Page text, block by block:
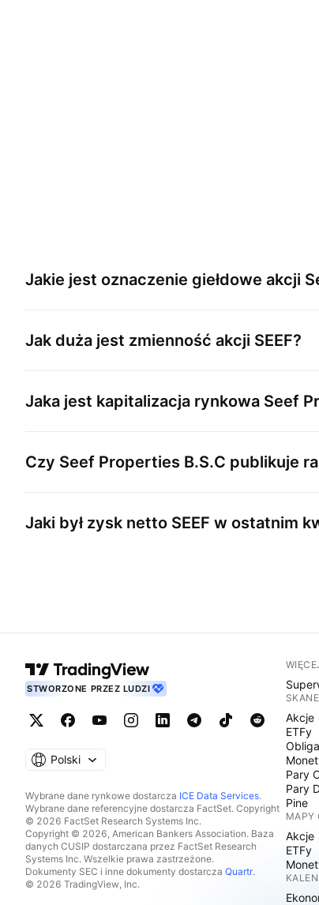
Jakie jest oznaczenie giełdowe akcji
Jak duża jest zmienność akcji SEEF?
Jaka jest kapitalizacja rynkowa Seef
Czy Seef Properties B.S.C publikuje
Jaki był zysk netto SEEF w ostatnim
STWORZONE PRZEZ LUDZI
Polski
Wybrane dane rynkowe dostarcza ICE Data Services.
Wybrane dane referencyjne dostarcza FactSet. Copyright
© 2026 FactSet Research Systems Inc.
Copyright © 2026, American Bankers Association. Baza
danych CUSIP dostarczana przez FactSet Research
Systems Inc. Wszelkie prawa zastrzeżone.
Dokumenty SEC i inne dokumenty dostarcza Quartr.
© 2026 TradingView, Inc.
Akcje
ETFy
Pary
Pary
Pine
MAPY
Akcje
ETFy